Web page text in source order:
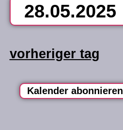
28.05.2025
datum
wählen.
vorheriger tag
Kalender abonnieren